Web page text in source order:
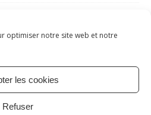
optimiser notre site web et notre
les cookies
Refuser